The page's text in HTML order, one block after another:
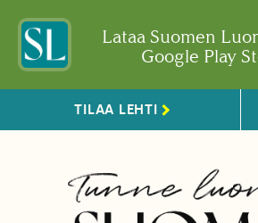
Lataa Suomen
Google Play
TILAA LEHTI